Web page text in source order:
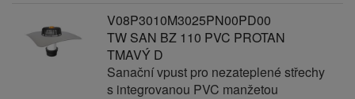
V08P3010M3025PN00PD00
TW SAN BZ 110 PVC PROTAN
TMAVÝ D
Sanační vpust pro nezateplené střechy
s integrovanou PVC manžetou